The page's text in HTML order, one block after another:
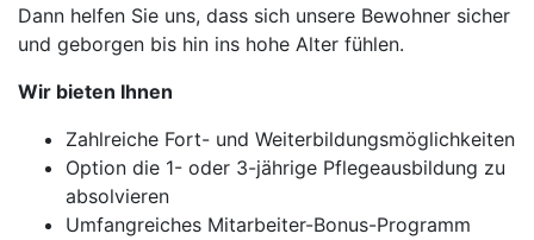
Dann helfen Sie uns, dass sich unsere Bewohner sicher
und geborgen bis hin ins hohe Alter fühlen.
Wir bieten Ihnen
Zahlreiche Fort- und Weiterbildungsmöglichkeiten
Option die 1- oder 3-jährige Pflegeausbildung zu
absolvieren
Umfangreiches Mitarbeiter-Bonus-Programm